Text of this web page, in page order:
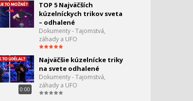
TOP 5 Najväčších
kúzelníckych trikov sveta
– odhalené
Dokumenty - Tajomstvá,
záhady a UFO
0:00
Najväčšie kúzelnícke triky
na svete odhalené
Dokumenty - Tajomstvá,
záhady a UFO